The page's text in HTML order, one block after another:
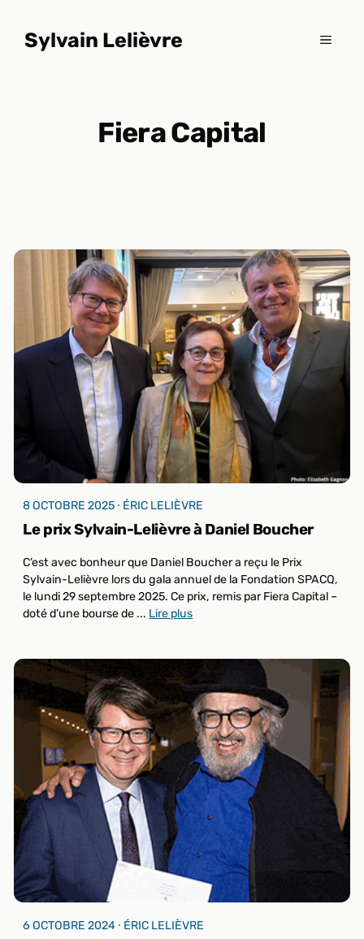
contenuSylvain Lelièvre MENU
Fiera Capital
Le prix Sylvain-Lelièvre à Daniel Boucher
8 OCTOBRE 2025 ⸱ ÉRIC LELIÈVRE
C’est avec bonheur que Daniel Boucher a reçu le Prix
Sylvain-Lelièvre lors du gala annuel de la Fondation SPACQ,
le lundi 29 septembre 2025. Ce prix, remis par Fiera Capital –
doté d’une bourse de ... Lire plus
6 OCTOBRE 2024 ⸱ ÉRIC LELIÈVRE